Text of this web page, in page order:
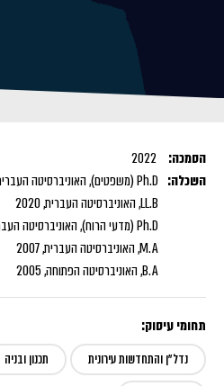
הסמכה:
השכלה: Ph.D (משפטים), האוניברסיטה העברית, 2020
LL.B, האוניברסיטה העברית, 2020
Ph.D (מדעי הרוח), האוניברסיטה העברית, 2011
M.A, האוניברסיטה העברית, 2007
B.A, האוניברסיטה הפתוחה, 2005
תחומי עיסוק:
נדל"ן והתחדשות עירונית תכנון ובניה